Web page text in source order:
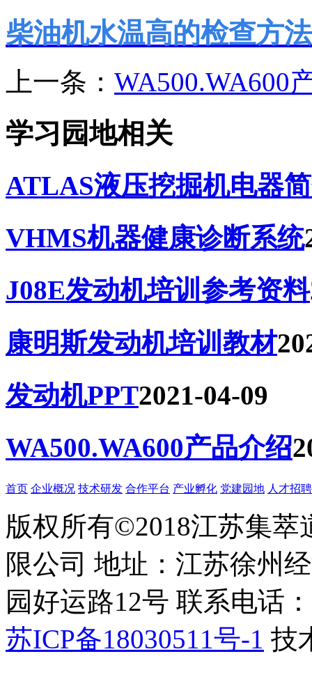
柴油机水温高的检查方法
上一条： WA500.WA600
学习园地相关
ATLAS液压挖掘机电器
VHMS机器健康诊断系统
J08E发动机培训参考资料
康明斯发动机培训教材
发动机PPT2021-04-09
WA500.WA600产品介绍
首页 企业概况 技术研发 合作平台 产业孵化 党建园地 人才招聘
版权所有©2018江苏集
限公司 地址：江苏徐州
园好运路12号 联系电话
苏ICP备18030511号-1 技